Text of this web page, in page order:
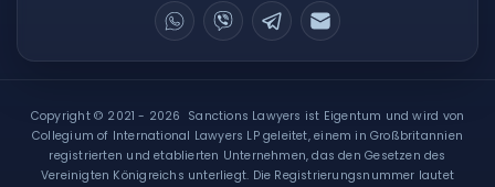
Copyright © 2021 - 2026 Sanctions Lawyers ist Eigentum und wird von
Collegium of International Lawyers LP geleitet, einem in Großbritannien
registrierten und etablierten Unternehmen, das den Gesetzen des
Vereinigten Königreichs unterliegt. Die Registrierungsnummer lautet